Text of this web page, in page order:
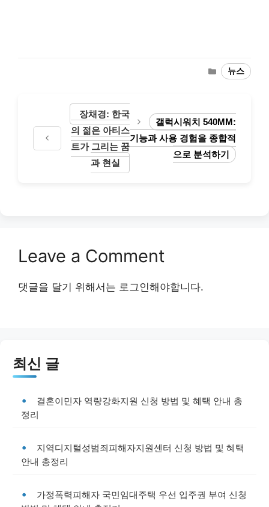
Categories
뉴스
장채경: 한국
의 젊은 아티스
트가 그리는 꿈
과 현실
갤럭시워치 540MM:
기능과 사용 경험을 종합적
으로 분석하기
Leave a Comment
댓글을 달기 위해서는 로그인해야합니다.
최신 글
결혼이민자 역량강화지원 신청 방법 및 혜택 안내 총
정리
지역디지털성범죄피해자지원센터 신청 방법 및 혜택
안내 총정리
가정폭력피해자 국민임대주택 우선 입주권 부여 신청